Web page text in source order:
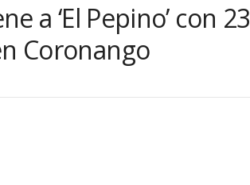
a ‘El Pepino’ con 23
Coronango